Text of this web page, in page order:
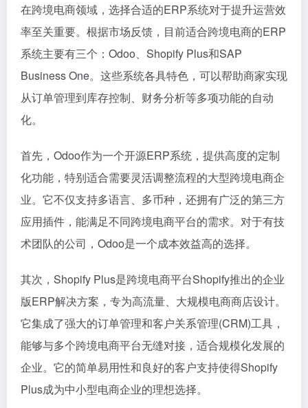
在跨境电商领域，选择合适的ERP系统对于提升运营效
率至关重要。根据市场反馈，目前适合跨境电商的ERP
系统主要有三个：Odoo、Shopify Plus和SAP
Business One。这些系统各具特色，可以帮助商家实现
从订单管理到库存控制、财务分析等多项功能的自动
化。
首先，Odoo作为一个开源ERP系统，提供高度的定制
化功能，特别适合需要灵活调整流程的大型跨境电商企
业。它不仅支持多语言、多币种，还拥有广泛的第三方
应用插件，能满足不同跨境电商平台的需求。对于有技
术团队的公司，Odoo是一个成本效益高的选择。
其次，Shopify Plus是跨境电商平台Shopify推出的企业
版ERP解决方案，专为高流量、大规模电商商店设计。
它集成了强大的订单管理和客户关系管理(CRM)工具，
能够与多个跨境电商平台无缝对接，适合规模化发展的
企业。它的简单易用性和良好的客户支持使得Shopify
Plus成为中小型电商企业的理想选择。